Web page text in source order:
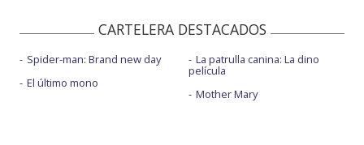
CARTELERA DESTACADOS
Spider-man: Brand new day
El último mono
La patrulla canina: La dino
película
Mother Mary